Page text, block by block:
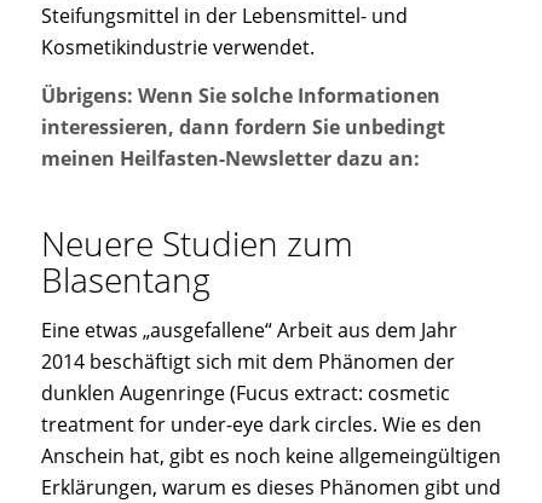
Steifungsmittel in der Lebensmittel- und
Kosmetikindustrie verwendet.
Übrigens: Wenn Sie solche Informationen
interessieren, dann fordern Sie unbedingt
meinen Heilfasten-Newsletter dazu an:
Neuere Studien zum
Blasentang
Eine etwas „ausgefallene“ Arbeit aus dem Jahr
2014 beschäftigt sich mit dem Phänomen der
dunklen Augenringe (Fucus extract: cosmetic
treatment for under-eye dark circles. Wie es den
Anschein hat, gibt es noch keine allgemeingültigen
Erklärungen, warum es dieses Phänomen gibt und